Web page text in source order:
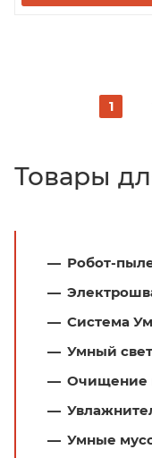
1
Товары
Робот-
Система
Умный свет
Очищение
Умные